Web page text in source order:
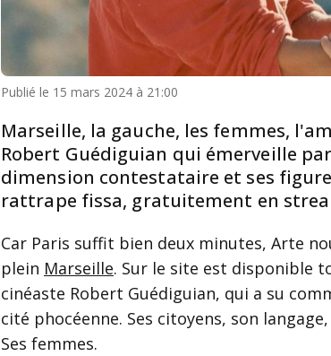
Publié le 15 mars 2024 à 21:00
Marseille, la gauche, les femmes,
Robert Guédiguian qui émerveille
dimension contestataire et ses
rattrape fissa, gratuitement en
Car Paris suffit bien deux minutes, Arte
plein Marseille. Sur le site est disponible
cinéaste Robert Guédiguian, qui a su
cité phocéenne. Ses citoyens, son
Ses femmes.